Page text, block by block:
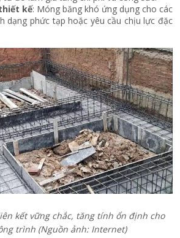
kế: Móng băng khó ứng dụng cho các
dạng phức tạp hoặc yêu cầu chịu lực đặc
kết vững chắc, tăng tính ổn định cho
trình (Nguồn ảnh: Internet)